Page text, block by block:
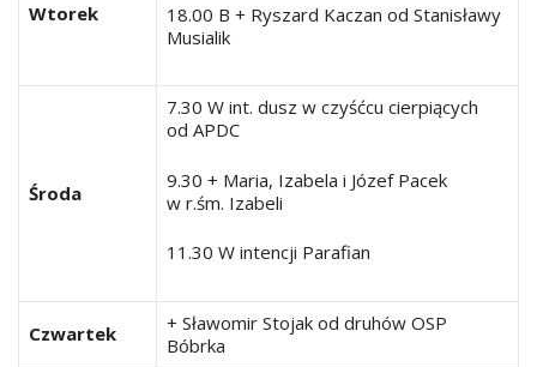
Wtorek
18.00 B + Ryszard Kaczan od Stanisławy
Musialik
Środa
7.30 W int. dusz w czyśćcu cierpiących
od APDC
9.30 + Maria, Izabela i Józef Pacek
w r.śm. Izabeli
11.30 W intencji Parafian
Czwartek
+ Sławomir Stojak od druhów OSP
Bóbrka